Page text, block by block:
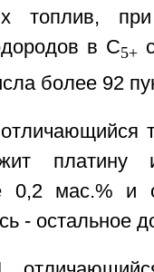
топлив,
в С5+
более 92
0,2 мас.% и
- остальное